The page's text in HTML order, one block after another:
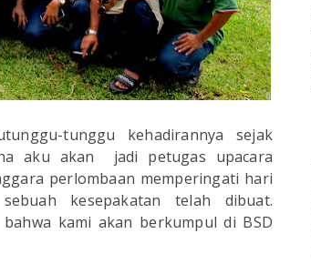
tunggu kehadirannya sejak
aku akan jadi petugas upacara
perlombaan memperingati hari
kesepakatan telah dibuat.
kami akan berkumpul di BSD